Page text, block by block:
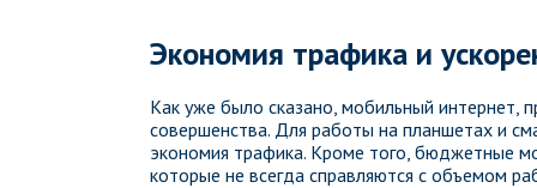
Экономия трафика и
Как уже было сказано, мобильный интернет,
совершенства. Для работы на планшетах и
экономия трафика. Кроме того, бюджетные
которые не всегда справляются с объемом